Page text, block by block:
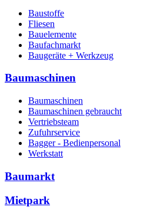
Baustoffe
Fliesen
Bauelemente
Baufachmarkt
Baugeräte + Werkzeug
Baumaschinen
Baumaschinen
Baumaschinen gebraucht
Vertriebsteam
Zufuhrservice
Bagger - Bedienpersonal
Werkstatt
Baumarkt
Mietpark